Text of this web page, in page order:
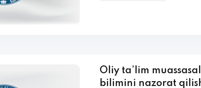
Oliy ta’lim
bilimini nazorat